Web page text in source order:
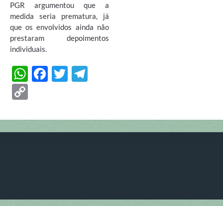
PGR argumentou que a
medida seria prematura, já
que os envolvidos ainda não
prestaram depoimentos
individuais.
W
s
A
F
b
o
T
er gr
a
p